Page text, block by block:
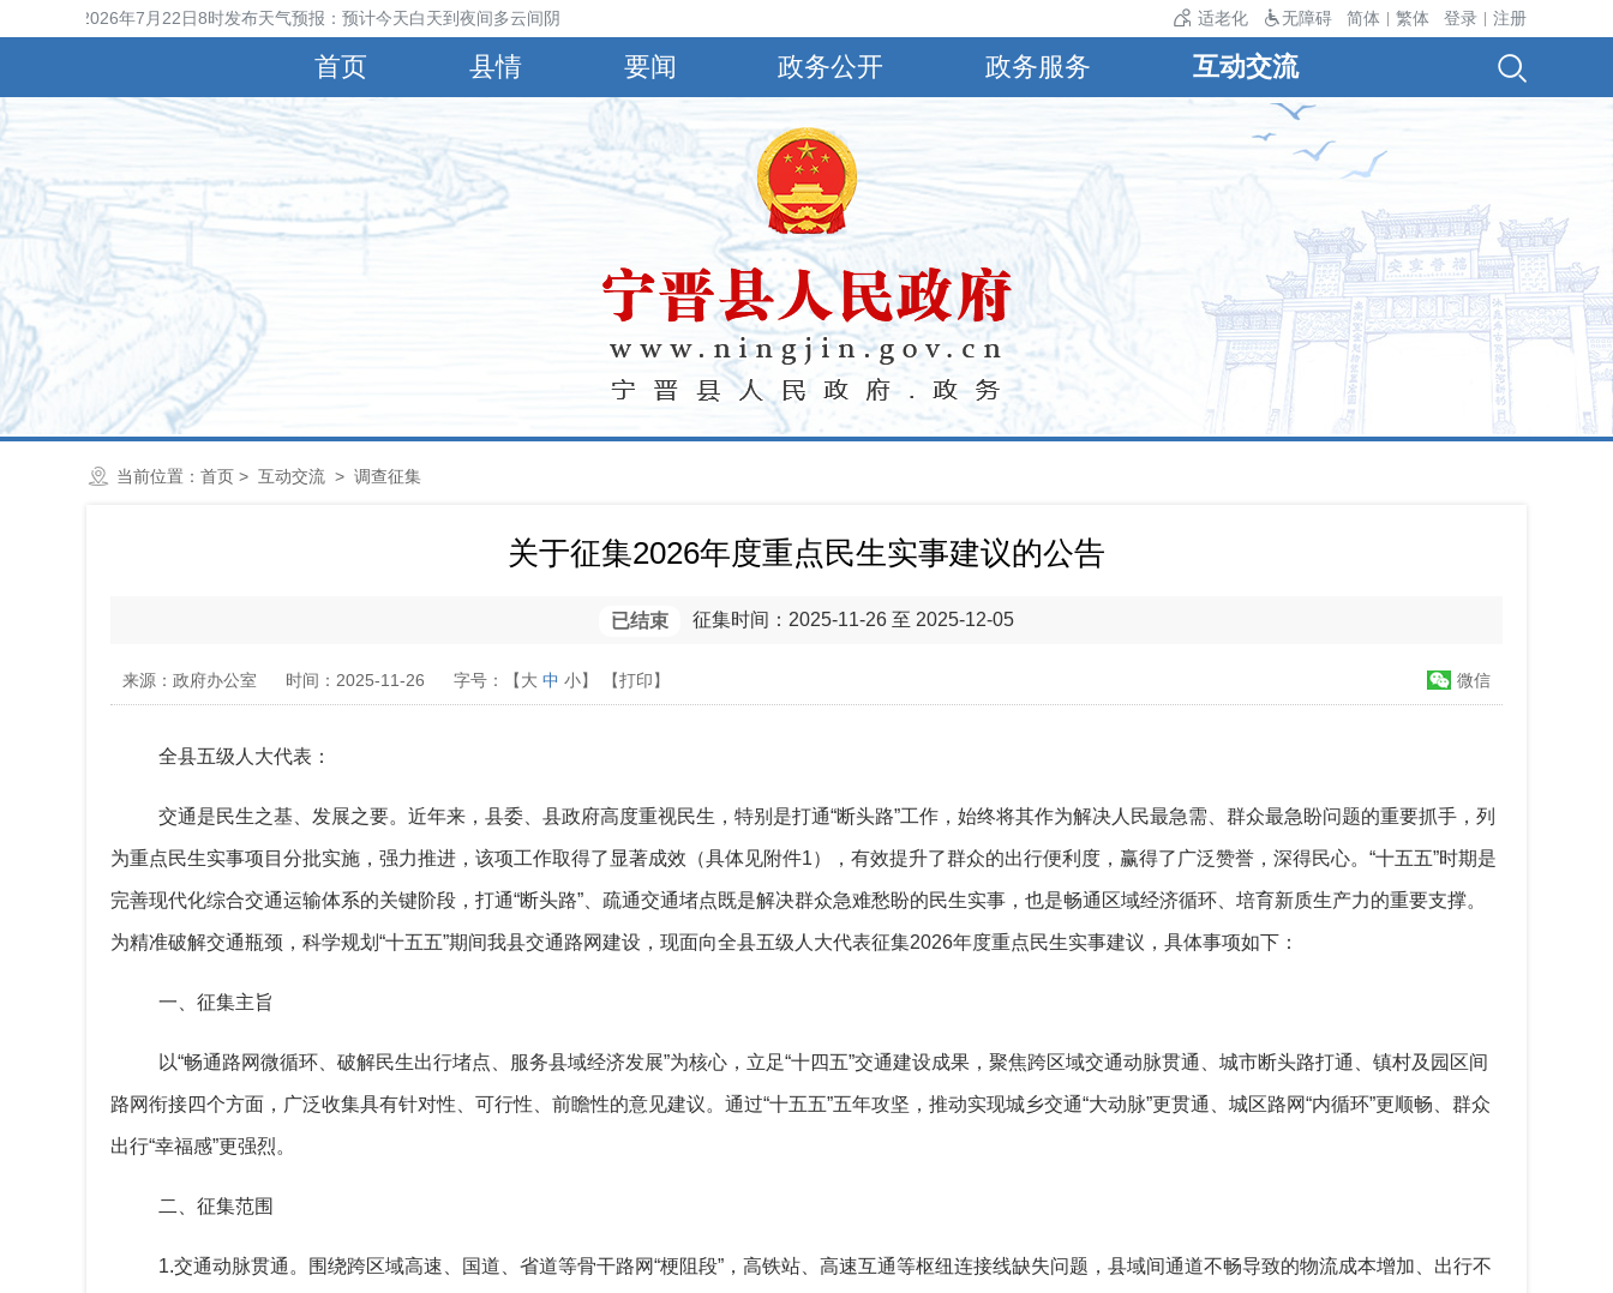
气象台2026年7月22日8时发布天气预报：预计今天白天到夜间多云间阴，有小到中雨，偏南风4～5级，阵风6～8级，最高气温30℃，最低气温24℃。 适老化 无障碍 简体 繁体 登录 注册
首页 县情 要闻 政务公开 政务服务 互动交流
当前位置： 首页 > 互动交流 > 调查征集
关于征集2026年度重点民生实事建议的公告
已结束 征集时间：2025-11-26 至 2025-12-05
来源：政府办公室 时间：2025-11-26 字号：【大 中 小】 【打印】 微信
全县五级人大代表：
交通是民生之基、发展之要。近年来，县委、县政府高度重视民生，特别是打通“断头路”工作，始终将其作为解决人民最急需、群众最急盼问题的重要抓手，列
为重点民生实事项目分批实施，强力推进，该项工作取得了显著成效（具体见附件1），有效提升了群众的出行便利度，赢得了广泛赞誉，深得民心。“十五五”时期是
完善现代化综合交通运输体系的关键阶段，打通“断头路”、疏通交通堵点既是解决群众急难愁盼的民生实事，也是畅通区域经济循环、培育新质生产力的重要支撑。
为精准破解交通瓶颈，科学规划“十五五”期间我县交通路网建设，现面向全县五级人大代表征集2026年度重点民生实事建议，具体事项如下：
一、征集主旨
以“畅通路网微循环、破解民生出行堵点、服务县域经济发展”为核心，立足“十四五”交通建设成果，聚焦跨区域交通动脉贯通、城市断头路打通、镇村及园区间
路网衔接四个方面，广泛收集具有针对性、可行性、前瞻性的意见建议。通过“十五五”五年攻坚，推动实现城乡交通“大动脉”更贯通、城区路网“内循环”更顺畅、群众
出行“幸福感”更强烈。
二、征集范围
1.交通动脉贯通。围绕跨区域高速、国道、省道等骨干路网“梗阻段”，高铁站、高速互通等枢纽连接线缺失问题，县域间通道不畅导致的物流成本增加、出行不